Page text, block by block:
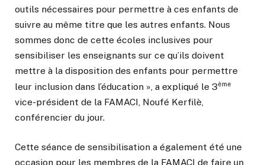
outils nécessaires pour permettre à ces enfants de
suivre au même titre que les autres enfants. Nous
sommes donc de cette écoles inclusives pour
sensibiliser les enseignants sur ce qu’ils doivent
mettre à la disposition des enfants pour permettre
leur inclusion dans l’éducation », a expliqué le 3ème
vice-président de la FAMACI, Noufé Kerfilè,
conférencier du jour.
Cette séance de sensibilisation a également été une
occasion pour les membres de la FAMACI de faire un